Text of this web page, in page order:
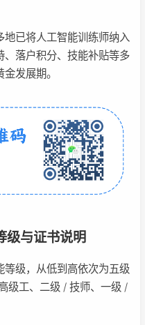
地已将人工智能训练师纳入
、落户积分、技能补贴等多
发展期。
级与证书说明
等级，从低到高依次为五级
级工、二级 / 技师、一级 /